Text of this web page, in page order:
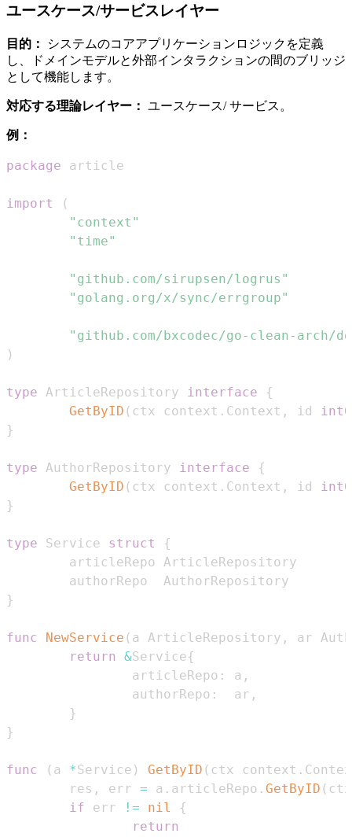
ユースケース/サービスレイヤー
目的：
システムのコアアプリケーションロジックを定義
し、ドメインモデルと外部インタラクションの間のブリッジ
として機能します。
対応する理論レイヤー： ユースケース/ サービス。
例：
package
import
(
"context"
"time"
"github.com/sirupsen/logrus"
"golang.org/x/sync/errgroup"
"github.com/bxcodec/go-clean-arch/
)
type ArticleRepository interface
{
GetByID ( ctx context . Context , id
}
type AuthorRepository interface
{
GetByID ( ctx context . Context , id
}
type Service struct
{
}
func NewService ( a ArticleRepository ,
ar
return
&Service{
                articleRepo
: a ,
                authorRepo
:
  ar
,
}
}
func ( a *Service ) GetByID ( ctx context .
        res
, err = a . articleRepo . GetByID ( ctx
if err != nil
{
return